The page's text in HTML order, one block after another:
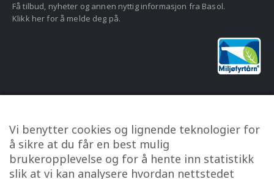
Få tilbud, nyheter og annen nyttig informasjon fra Basol.
Klikk her for å melde deg på.
KUNDESERVICE
Om oss
Kontakt oss
Min konto
Vi benytter cookies og lignende teknologier for
å sikre at du får en best mulig
brukeropplevelse og for å hente inn statistikk
slik at vi kan analysere hvordan nettstedet